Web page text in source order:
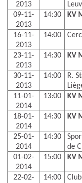
2013
09-11-
2013
14:30 KV
16-11-
2013
14:00
23-11-
2013
14:30 KV
30-11-
2013
14:00
R.
11-01-
2014
13:00 KV
18-01-
2014
14:30 KV
25-01-
2014
14:30
de
01-02-
2014
15:00 KV
22-02-
14:00